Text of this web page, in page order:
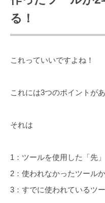
る！
これっていいですよね！
これには3つのポイントがあ
それは
1：ツールを使用した「先
2：使われなかったツール
3：すでに使われているツ